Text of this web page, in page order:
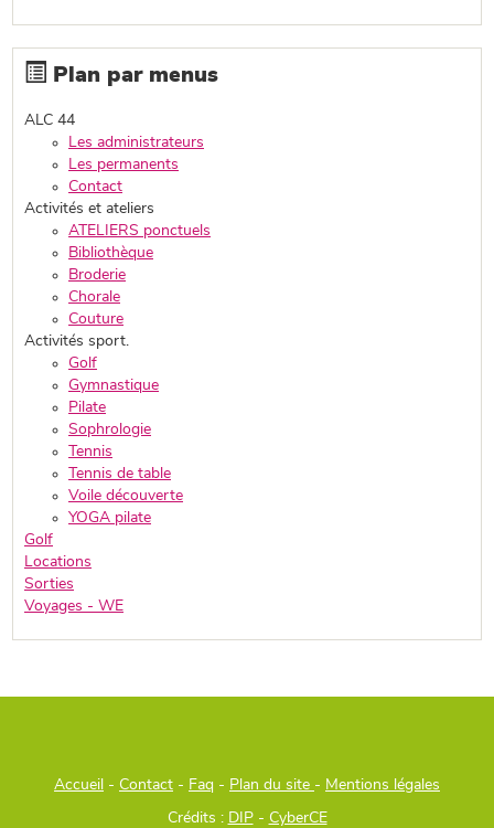
Plan par menus
ALC 44
Les administrateurs
Les permanents
Contact
Activités et ateliers
ATELIERS ponctuels
Bibliothèque
Broderie
Chorale
Couture
Activités sport.
Golf
Gymnastique
Pilate
Sophrologie
Tennis
Tennis de table
Voile découverte
YOGA pilate
Golf
Locations
Sorties
Voyages - WE
Accueil - Contact - Faq - Plan du site - Mentions légales
Crédits : DIP- CyberCE